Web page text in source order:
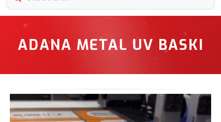
ADANA METAL UV BASKI